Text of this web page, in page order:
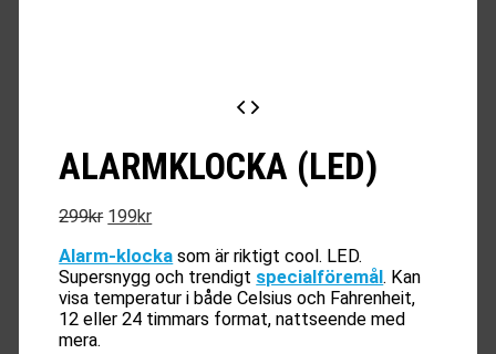
ALARMKLOCKA (LED)
299kr Det
priset
var:
299kr.
199krDet
priset
är:
199kr.
Alarm-klocka som är riktigt cool. LED.
Supersnygg och trendigt specialföremål. Kan
visa temperatur i både Celsius och Fahrenheit,
12 eller 24 timmars format, nattseende med
mera.